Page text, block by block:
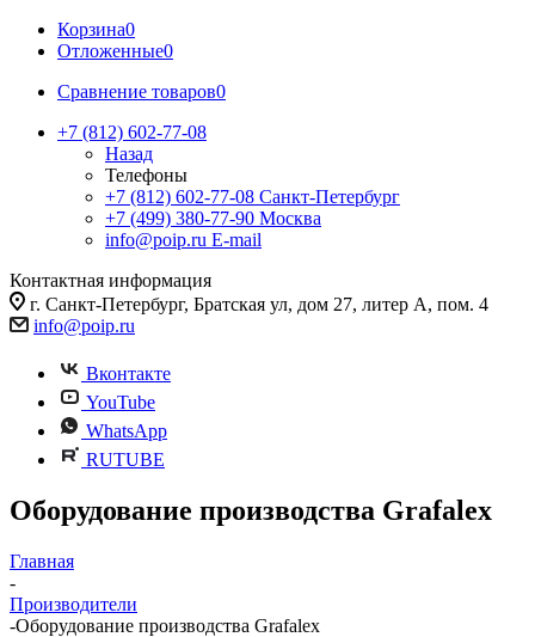
Корзина0
Отложенные0
Сравнение товаров0
+7 (812) 602-77-08
Назад
Телефоны
+7 (812) 602-77-08 Санкт-Петербург
+7 (499) 380-77-90 Москва
info@poip.ru E-mail
Контактная информация
г. Санкт-Петербург, Братская ул, дом 27, литер А, пом. 4
info@poip.ru
Вконтакте
YouTube
WhatsApp
RUTUBE
Оборудование производства Grafalex
Главная
-
Производители
-Оборудование производства Grafalex